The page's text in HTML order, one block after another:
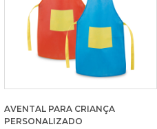
AVENTAL PARA CRIANÇA
PERSONALIZADO